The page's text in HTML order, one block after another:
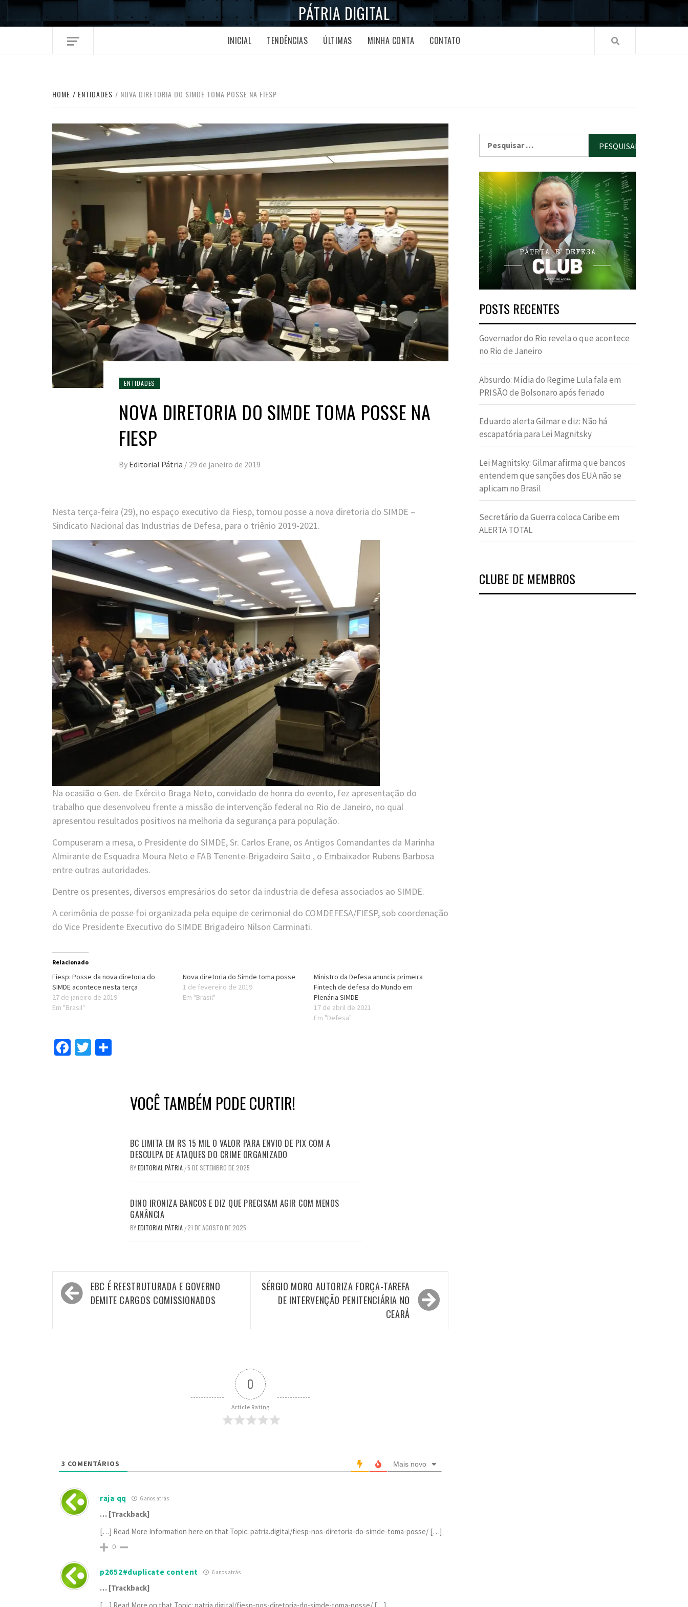
PÁTRIA DIGITAL
INICIAL TENDÊNCIAS ÚLTIMAS MINHA CONTA CONTATO
HOME ENTIDADES NOVA DIRETORIA DO SIMDE TOMA POSSE NA FIESP
ENTIDADES
NOVA DIRETORIA DO SIMDE TOMA POSSE NA
FIESP
By Editorial Pátria / 29 de janeiro de 2019
Nesta terça-feira (29), no espaço executivo da Fiesp, tomou posse a nova diretoria do SIMDE –
Sindicato Nacional das Industrias de Defesa, para o triênio 2019-2021.
Na ocasião o Gen. de Exército Braga Neto, convidado de honra do evento, fez apresentação do
trabalho que desenvolveu frente a missão de intervenção federal no Rio de Janeiro, no qual
apresentou resultados positivos na melhoria da segurança para população.
Compuseram a mesa, o Presidente do SIMDE, Sr. Carlos Erane, os Antigos Comandantes da Marinha
Almirante de Esquadra Moura Neto e FAB Tenente-Brigadeiro Saito , o Embaixador Rubens Barbosa
entre outras autoridades.
Dentre os presentes, diversos empresários do setor da industria de defesa associados ao SIMDE.
A cerimônia de posse foi organizada pela equipe de cerimonial do COMDEFESA/FIESP, sob coordenação
do Vice Presidente Executivo do SIMDE Brigadeiro Nilson Carminati.
Relacionado
Fiesp: Posse da nova diretoria do
SIMDE acontece nesta terça
27 de janeiro de 2019
Em "Brasil"
Nova diretoria do Simde toma posse
1 de fevereiro de 2019
Em "Brasil"
Ministro da Defesa anuncia primeira
Fintech de defesa do Mundo em
Plenária SIMDE
17 de abril de 2021
Em "Defesa"
Facebook
Twitter
VOCÊ TAMBÉM PODE CURTIR!
BC LIMITA EM R$ 15 MIL O VALOR PARA ENVIO DE PIX COM A
DESCULPA DE ATAQUES DO CRIME ORGANIZADO
BYEDITORIAL PÁTRIA /5 DE SETEMBRO DE 2025
DINO IRONIZA BANCOS E DIZ QUE PRECISAM AGIR COM MENOS
GANÂNCIA
BYEDITORIAL PÁTRIA / 21 DE AGOSTO DE 2025
Navegação
de
EBC É REESTRUTURADA E GOVERNO
DEMITE CARGOS COMISSIONADOS
SÉRGIO MORO AUTORIZA FORÇA-TAREFA
DE INTERVENÇÃO PENITENCIÁRIA NO
CEARÁ
0
Article Rating
3 COMENTÁRIOS Mais novo
raja qq 6 anos atrás
… [Trackback]
[…] Read More Information here on that Topic: patria.digital/fiesp-nos-diretoria-do-simde-toma-posse/ […]
0
p2652#duplicate content 6 anos atrás
… [Trackback]
POSTS RECENTES
Governador do Rio revela o que acontece
no Rio de Janeiro
Absurdo: Mídia do Regime Lula fala em
PRISÃO de Bolsonaro após feriado
Eduardo alerta Gilmar e diz: Não há
escapatória para Lei Magnitsky
Lei Magnitsky: Gilmar afirma que bancos
entendem que sanções dos EUA não se
aplicam no Brasil
Secretário da Guerra coloca Caribe em
ALERTA TOTAL
CLUBE DE MEMBROS